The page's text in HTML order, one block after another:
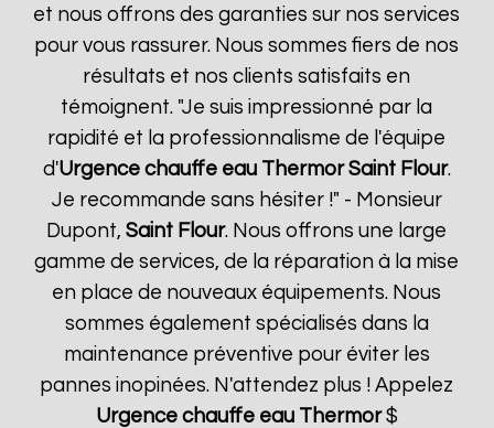
et nous offrons des garanties sur nos services
pour vous rassurer. Nous sommes fiers de nos
résultats et nos clients satisfaits en
témoignent. "Je suis impressionné par la
rapidité et la professionnalisme de l'équipe
d'Urgence chauffe eau Thermor Saint Flour.
Je recommande sans hésiter !" - Monsieur
Dupont,Saint Flour. Nous offrons une large
gamme de services, de la réparation à la mise
en place de nouveaux équipements. Nous
sommes également spécialisés dans la
maintenance préventive pour éviter les
pannes inopinées. N'attendez plus ! Appelez
Urgence chauffe eau Thermor$